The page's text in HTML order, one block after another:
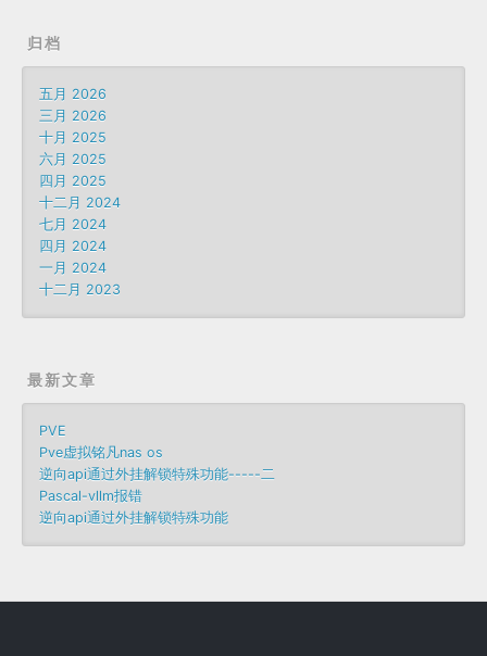
归档
五月 2026
三月 2026
十月 2025
六月 2025
四月 2025
十二月 2024
七月 2024
四月 2024
一月 2024
十二月 2023
最新文章
PVE
Pve虚拟铭凡nas os
逆向api通过外挂解锁特殊功能-----二
Pascal-vllm报错
逆向api通过外挂解锁特殊功能